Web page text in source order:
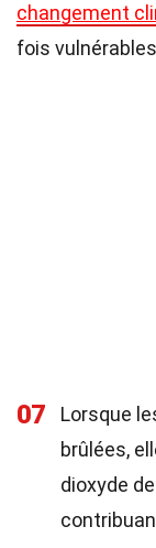
changement
fois
07
Lorsque
brûlées,
dioxyde